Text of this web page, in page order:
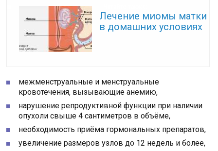
Лечение миомы матки
в домашних условиях
межменструальные и менструальные
кровотечения, вызывающие анемию,
нарушение репродуктивной функции при наличии
опухоли свыше 4 сантиметров в объёме,
необходимость приёма гормональных препаратов,
увеличение размеров узлов до 12 недель и более,